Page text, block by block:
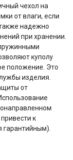
чехол на
от влаги, если
надежно
при хранении.
куполу
положение. Это
изделия.
от
к